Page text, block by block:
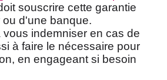
souscrire cette garantie
d'une banque.
indemniser en cas de
à faire le nécessaire pour
en engageant si besoin